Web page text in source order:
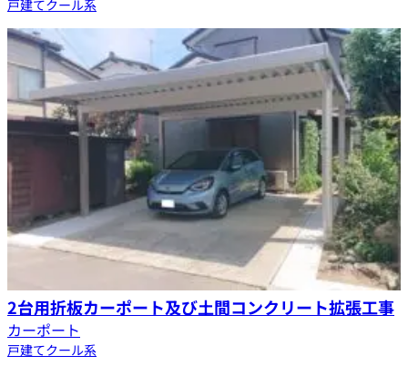
戸建てクール系
2台用折板カーポート及び土間コンクリート拡張工事
カーポート
戸建てクール系